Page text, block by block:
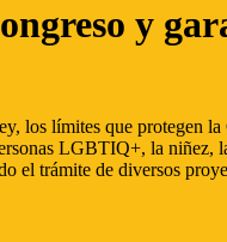
y
los límites que protegen
LGBTIQ+, la
el trámite de diversos